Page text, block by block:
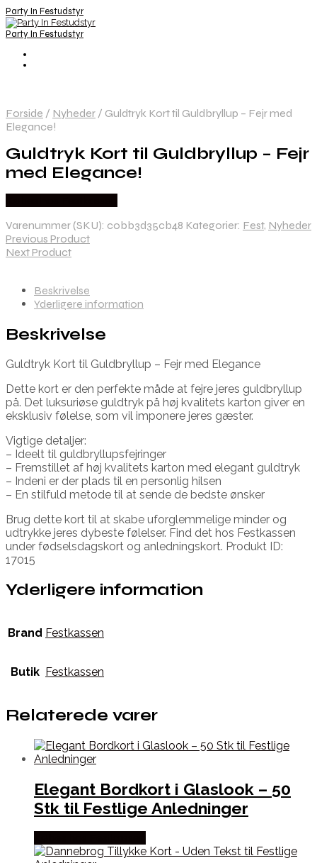
Party In Festudstyr
Party In Festudstyr
Forside / Nyheder / Guldtryk Kort til Guldbryllup – Fejr med
Elegance!
Guldtryk Kort til Guldbryllup – Fejr
med Elegance!
Varenummer (SKU): c0bb3d35cb48 Kategorier: Fest, Nyheder
Previous Product
Next Product
Beskrivelse
Yderligere information
Beskrivelse
Guldtryk Kort til Guldbryllup – Fejr med Elegance
Dette kort er den perfekte måde at fejre jeres guldbryllup
på. Det luksuriøse guldtryk på høj kvalitets karton giver en
eksklusiv følelse, som vil imponere jeres gæster.
Vigtige detaljer:
– Ideelt til guldbryllupsfejringer
– Fremstillet af høj kvalitets karton med elegant guldtryk
– Indeni er der plads til en personlig hilsen
– En stilfuld metode til at sende de bedste ønsker
Brug dette kort til at skabe uforglemmelige minder og
udtrykke jeres dybeste følelser. Find det hos Festkassen
under fødselsdagskort og anledningskort. Produkt ID:
17015
Yderligere information
Brand Festkassen
Butik Festkassen
Relaterede varer
Elegant Bordkort i Glaslook – 50
Stk til Festlige Anledninger